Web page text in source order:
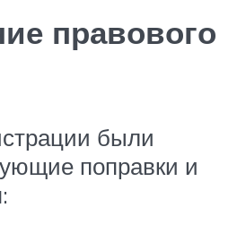
правового
были
поправки и